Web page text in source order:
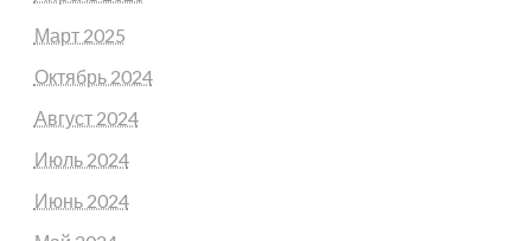
Март 2025
Октябрь 2024
Август 2024
Июль 2024
Июнь 2024